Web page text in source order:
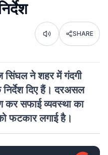
Listen SHARE
सिंघल ने शहर में गंदगी
दिए हैं। दरअसल
कर सफाई व्यवस्था का
फटकार लगाई है।